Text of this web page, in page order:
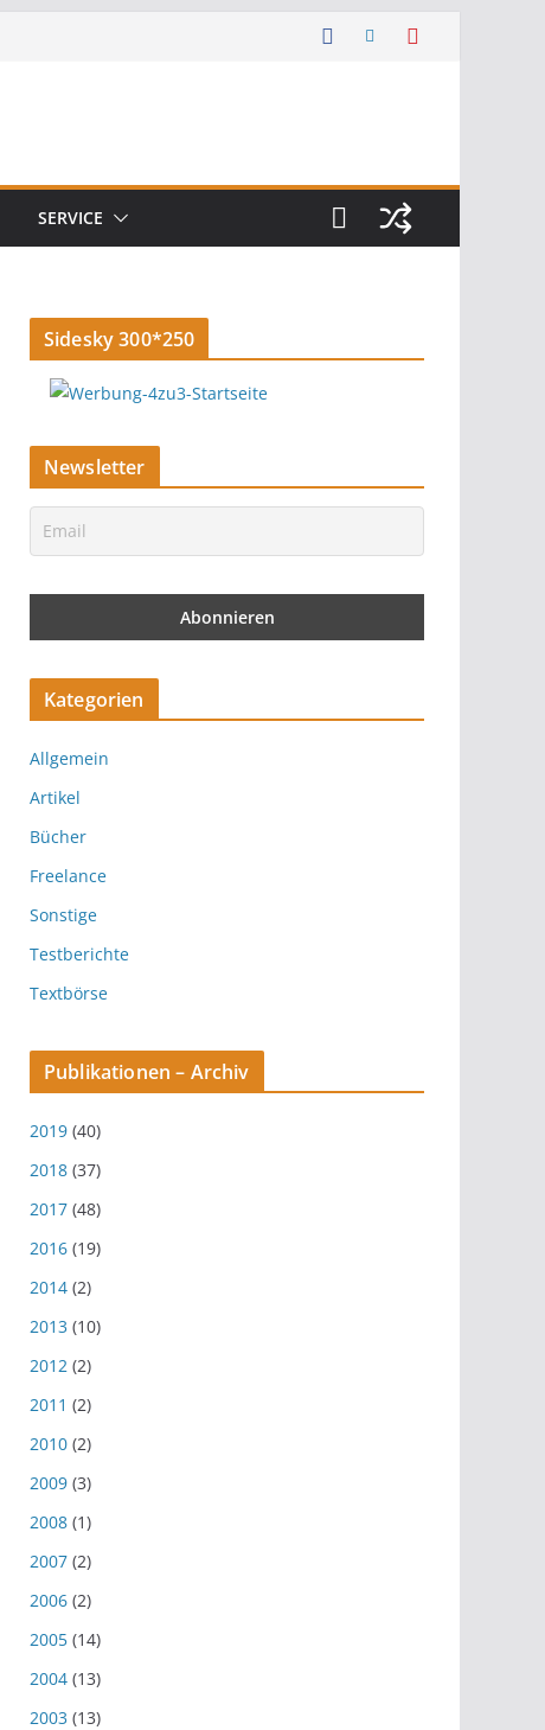
SERVICE
Sidesky 300*250
Newsletter
Kategorien
Allgemein
Artikel
Bücher
Freelance
Sonstige
Testberichte
Textbörse
Publikationen – Archiv
2019 (40)
2018 (37)
2017 (48)
2016 (19)
2014 (2)
2013 (10)
2012 (2)
2011 (2)
2010 (2)
2009 (3)
2008 (1)
2007 (2)
2006 (2)
2005 (14)
2004 (13)
2003 (13)